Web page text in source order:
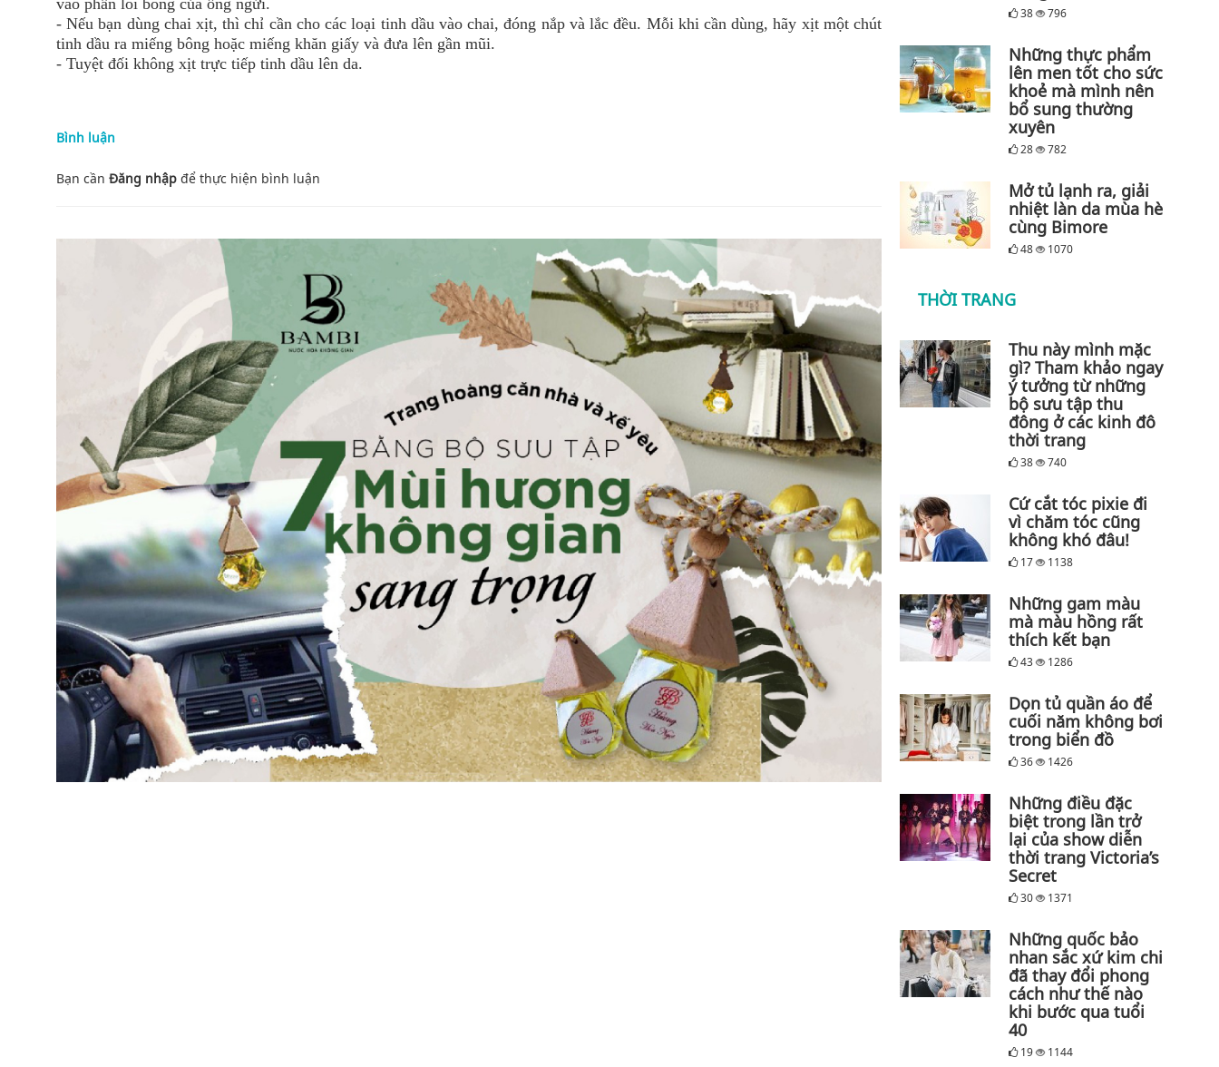
vào phần lõi bông của ống ngửi.
- Nếu bạn dùng chai xịt, thì chỉ cần cho các loại tinh dầu vào chai, đóng nắp và lắc đều. Mỗi khi cần dùng, hãy xịt một chút
tinh dầu ra miếng bông hoặc miếng khăn giấy và đưa lên gần mũi.
- Tuyệt đối không xịt trực tiếp tinh dầu lên da.
Bình luận
Bạn cần Đăng nhập để thực hiện bình luận
38 796
Những thực phẩm
lên men tốt cho sức
khoẻ mà mình nên
bổ sung thường
xuyên
28 782
Mở tủ lạnh ra, giải
nhiệt làn da mùa hè
cùng Bimore
48 1070
THỜI TRANG
Thu này mình mặc
gì? Tham khảo ngay
ý tưởng từ những
bộ sưu tập thu
đông ở các kinh đô
thời trang
38 740
Cứ cắt tóc pixie đi
vì chăm tóc cũng
không khó đâu!
17 1138
Những gam màu
mà màu hồng rất
thích kết bạn
43 1286
Dọn tủ quần áo để
cuối năm không bơi
trong biển đồ
36 1426
Những điều đặc
biệt trong lần trở
lại của show diễn
thời trang Victoria’s
Secret
30 1371
Những quốc bảo
nhan sắc xứ kim chi
đã thay đổi phong
cách như thế nào
khi bước qua tuổi
40
19 1144